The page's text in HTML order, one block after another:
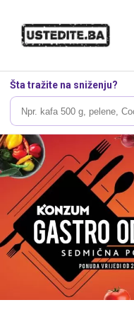
Šta tražite na sniženju?